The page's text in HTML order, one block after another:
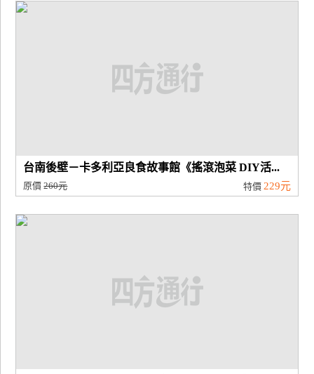
台南後壁－卡多利亞良食故事館《搖滾泡菜 DIY活...
原價260元 特價 229元